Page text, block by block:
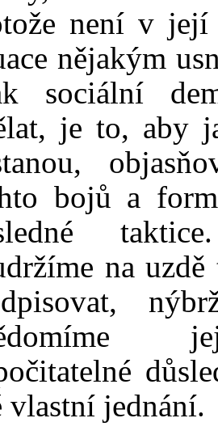
není v
nějakým
sociální
je to, aby
bojů a
na
vlastní jednání.